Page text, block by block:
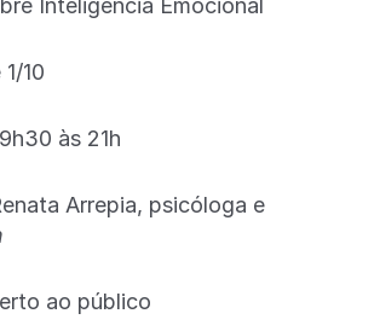
Inteligência Emocional
10
às 21h
Arrepia, psicóloga e
ao público